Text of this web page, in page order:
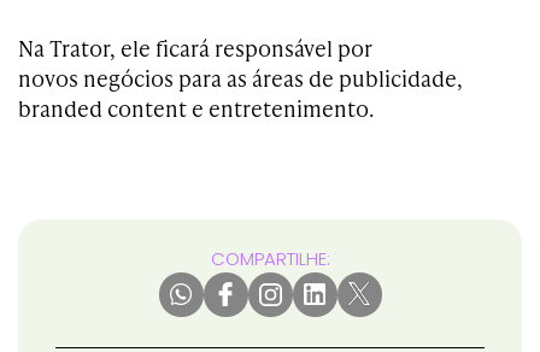
Na Trator, ele ficará responsável por
novos negócios para as áreas de publicidade,
branded content e entretenimento.
COMPARTILHE: